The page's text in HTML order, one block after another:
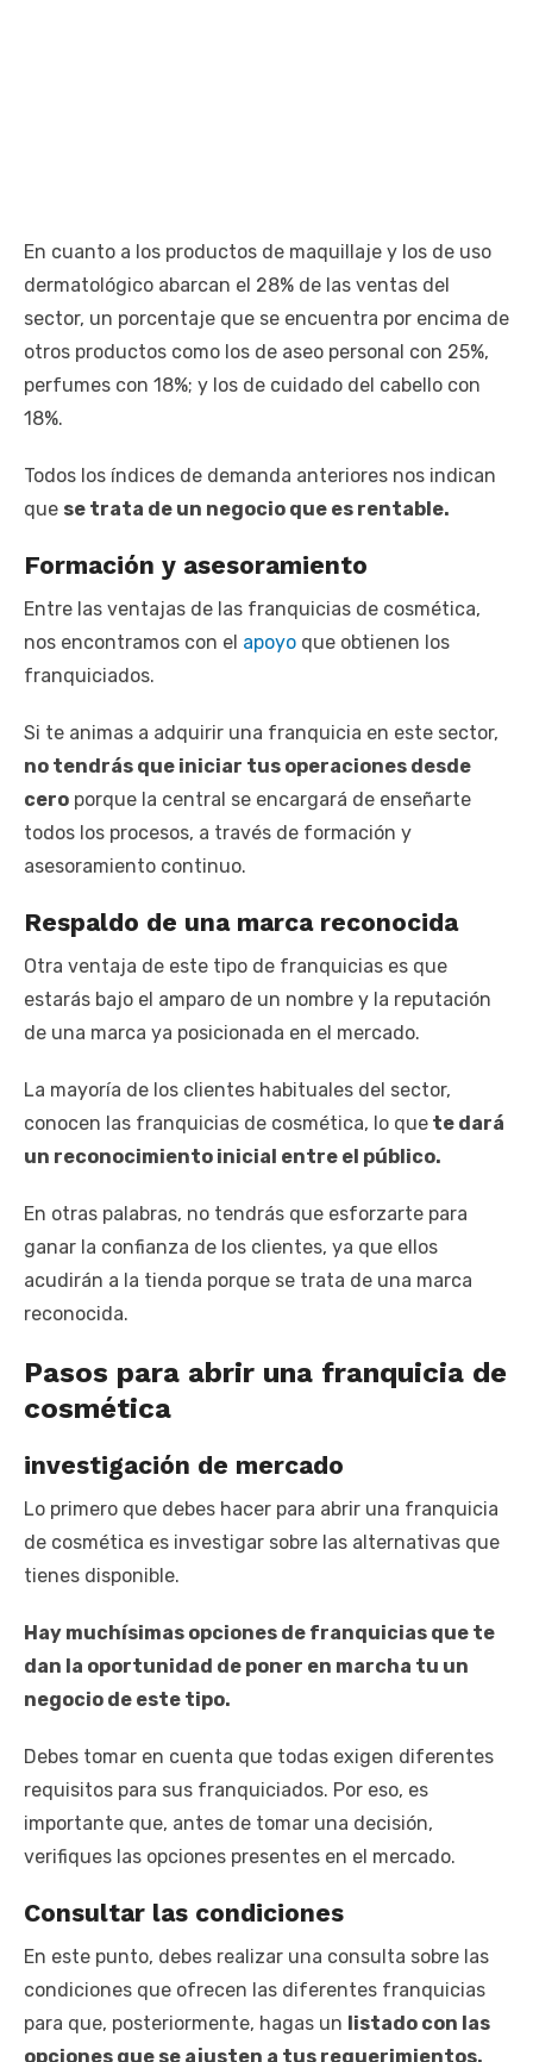
En cuanto a los productos de maquillaje y los de uso
dermatológico abarcan el 28% de las ventas del
sector, un porcentaje que se encuentra por encima de
otros productos como los de aseo personal con 25%,
perfumes con 18%; y los de cuidado del cabello con
18%.
Todos los índices de demanda anteriores nos indican
que se trata de un negocio que es rentable.
Formación y asesoramiento
Entre las ventajas de las franquicias de cosmética,
nos encontramos con el apoyo que obtienen los
franquiciados.
Si te animas a adquirir una franquicia en este sector,
no tendrás que iniciar tus operaciones desde
cero porque la central se encargará de enseñarte
todos los procesos, a través de formación y
asesoramiento continuo.
Respaldo de una marca reconocida
Otra ventaja de este tipo de franquicias es que
estarás bajo el amparo de un nombre y la reputación
de una marca ya posicionada en el mercado.
La mayoría de los clientes habituales del sector,
conocen las franquicias de cosmética, lo que te dará
un reconocimiento inicial entre el público.
En otras palabras, no tendrás que esforzarte para
ganar la confianza de los clientes, ya que ellos
acudirán a la tienda porque se trata de una marca
reconocida.
Pasos para abrir una franquicia de
cosmética
investigación de mercado
Lo primero que debes hacer para abrir una franquicia
de cosmética es investigar sobre las alternativas que
tienes disponible.
Hay muchísimas opciones de franquicias que te
dan la oportunidad de poner en marcha tu un
negocio de este tipo.
Debes tomar en cuenta que todas exigen diferentes
requisitos para sus franquiciados. Por eso, es
importante que, antes de tomar una decisión,
verifiques las opciones presentes en el mercado.
Consultar las condiciones
En este punto, debes realizar una consulta sobre las
condiciones que ofrecen las diferentes franquicias
para que, posteriormente, hagas un listado con las
opciones que se ajusten a tus requerimientos.